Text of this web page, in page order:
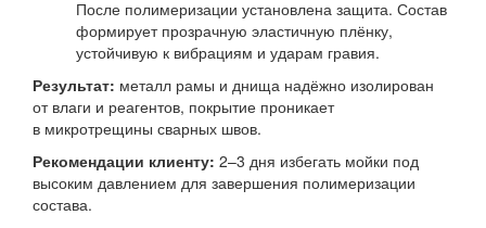
После полимеризации установлена защита. Состав
формирует прозрачную эластичную плёнку,
устойчивую к вибрациям и ударам гравия.
Результат: металл рамы и днища надёжно изолирован
от влаги и реагентов, покрытие проникает
в микротрещины сварных швов.
Рекомендации клиенту: 2–3 дня избегать мойки под
высоким давлением для завершения полимеризации
состава.